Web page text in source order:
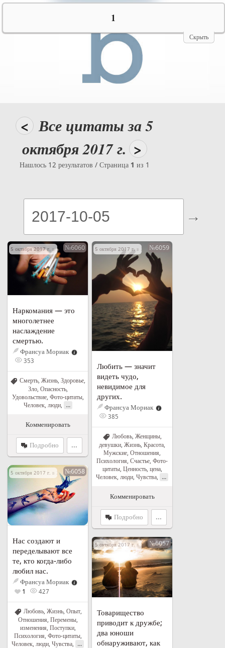
< Все цитаты за 5
октября 2017 г. >
Нашлось 12 результатов / Страница 1 из 1
5 октября 2017 г. в 21:06№6060
Наркомания — это
многолетнее
наслаждение
смертью.
Франсуа Мориак
353
Смерть, Жизнь, Здоровье,
Зло, Опасность,
Удовольствие, Фото-цитаты,
Человек, люди, ...
Комменировать
Подробно ...
5 октября 2017 г. в 21:02№6059
Любить — значит
видеть чудо,
невидимое для
других.
Франсуа Мориак
385
Любовь, Женщины,
девушки, Жизнь, Красота,
Мужские, Отношения,
Психология, Счастье, Фото-
цитаты, Ценность, цена,
Человек, люди, Чувства, ...
Комменировать
Подробно ...
5 октября 2017 г. в 21:01№6058
Нас создают и
переделывают все
те, кто когда-либо
любил нас.
Франсуа Мориак
1
427
Любовь, Жизнь, Опыт,
Отношения Перемены,
изменения Поступки,
Психология Фото-цитаты,
Человек, люди Чувства ...
5 октября 2017 г. в 20:58№6057
Товарищество
приводит к дружбе;
два юноши
обнаруживают, как
Скрыть
1